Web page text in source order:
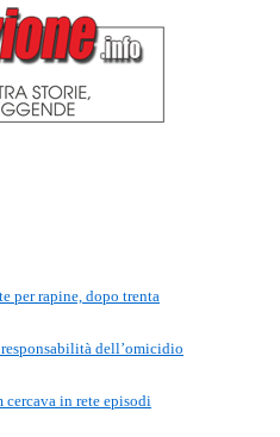
per rapine, dopo trenta
dell’omicidio
in rete episodi